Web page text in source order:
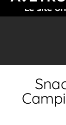
Le site